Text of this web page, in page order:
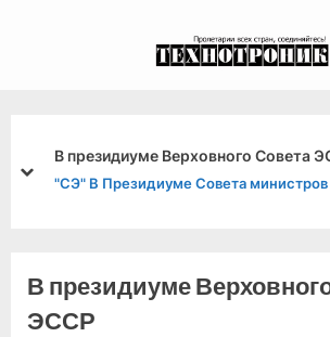
В президиуме Верховного Совета
"СЭ" В Президиуме Совета
prev
next
В президиуме
ЭССР